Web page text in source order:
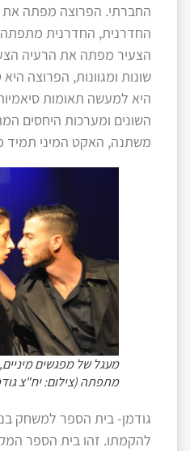
החברתי. הפרוצה מפתה את
החדרנית, החדרנית מתפתה
הצעיר מפתה את הרעיה
שונות ומגוונות, הפרוצה
היא למעשה תאומות
השונים ומערכות היחסים
משתנה, האקט המיני תמיד
מעגל של מפגשים
מתפתה (צילום: יח"צ
גודמן- בית הספר למשחק
להקמתו. זהו בית הספר